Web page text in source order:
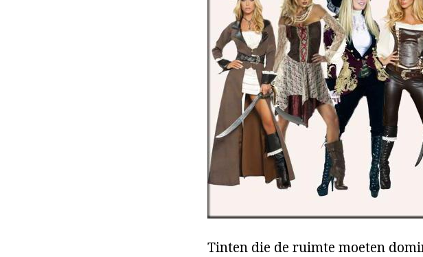
Tinten die de ruimte moeten